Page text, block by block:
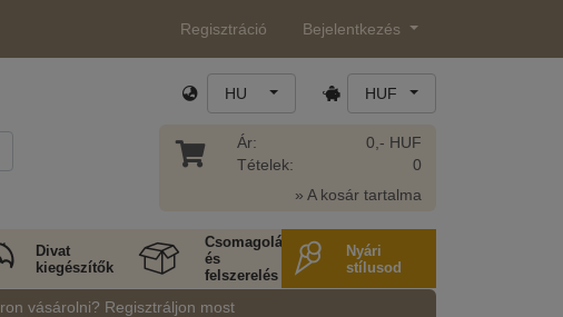
Regisztráció Bejelentkezés
HU HUF
Ár:
Tételek:
0,- HUF
0
» A kosár tartalma
Divat
kiegészítők
Csomagolás
és
felszerelés
Nyári
stílusod
vásárolni? Regisztráljon most